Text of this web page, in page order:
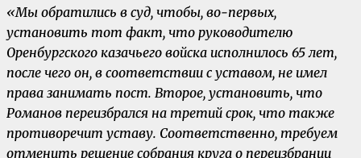
«Мы обратились в суд, чтобы, во-первых,
установить тот факт, что руководителю
Оренбургского казачьего войска исполнилось 65 лет,
после чего он, в соответствии с уставом, не имел
права занимать пост. Второе, установить, что
Романов переизбрался на третий срок, что также
противоречит уставу. Соответственно, требуем
отменить решение собрания круга о переизбрании